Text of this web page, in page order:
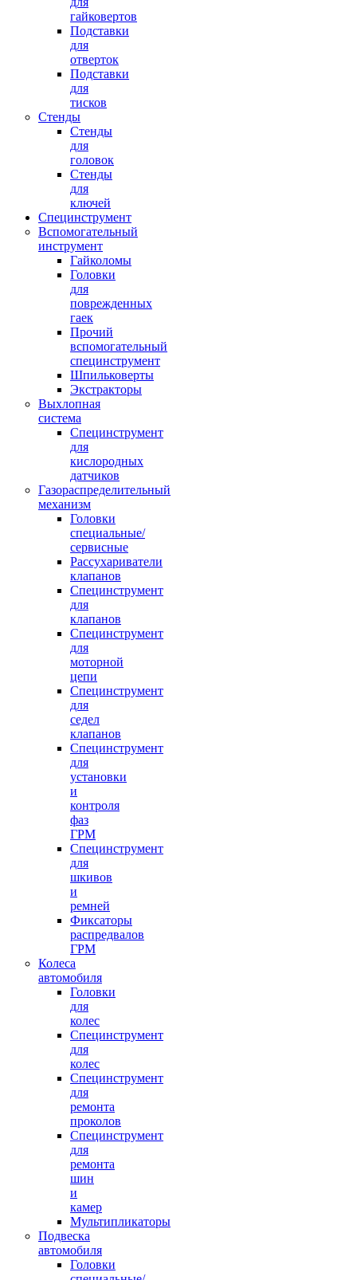
гайковертов
Подставки
для
отверток
Подставки
для
тисков
Стенды
Стенды
для
головок
Стенды
для
ключей
Специнструмент
Вспомогательный
инструмент
Гайколомы
Головки
для
поврежденных
гаек
Прочий
вспомогательный
специнструмент
Шпильковерты
Экстракторы
Выхлопная
система
Специнструмент
для
кислородных
датчиков
Газораспределительный
механизм
Головки
специальные/
сервисные
Рассухариватели
клапанов
Специнструмент
для
клапанов
Специнструмент
для
моторной
цепи
Специнструмент
для
седел
клапанов
Специнструмент
для
установки
и
контроля
фаз
ГРМ
Специнструмент
для
шкивов
и
ремней
Фиксаторы
распредвалов
ГРМ
Колеса
автомобиля
Головки
для
колес
Специнструмент
для
колес
Специнструмент
для
ремонта
проколов
Специнструмент
для
ремонта
шин
и
камер
Мультипликаторы
Подвеска
автомобиля
Головки